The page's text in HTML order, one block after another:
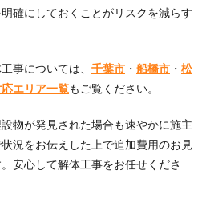
確にしておくことがリスクを減らす
事については、 千葉市 ・ 船橋市 ・ 松
エリア一覧もご覧ください。
物が発見された場合も速やかに施主
況をお伝えした上で追加費用のお見
安心して解体工事をお任せくださ